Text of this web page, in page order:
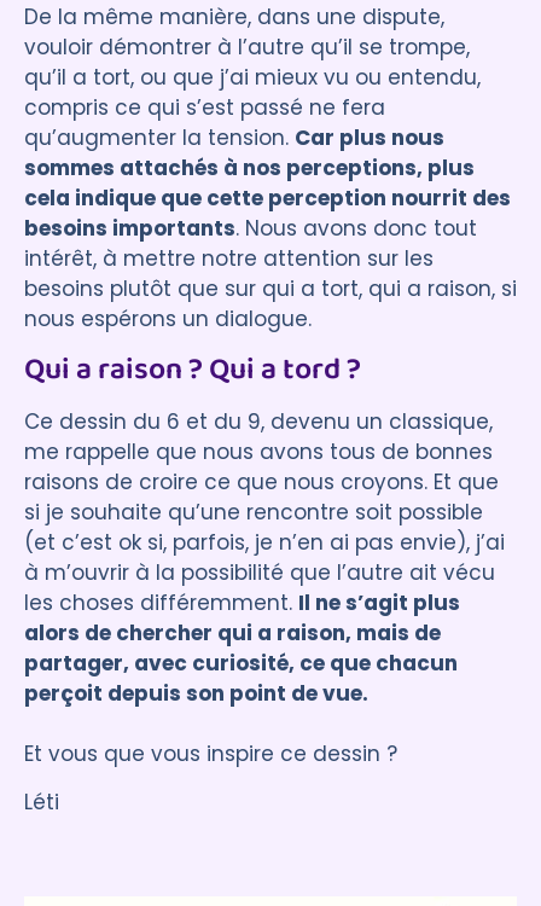
De la même manière, dans une dispute,
vouloir démontrer à l’autre qu’il se trompe,
qu’il a tort, ou que j’ai mieux vu ou entendu,
compris ce qui s’est passé ne fera
qu’augmenter la tension. Car plus nous
sommes attachés à nos perceptions, plus
cela indique que cette perception nourrit des
besoins importants. Nous avons donc tout
intérêt, à mettre notre attention sur les
besoins plutôt que sur qui a tort, qui a raison, si
nous espérons un dialogue.
Qui a raison ? Qui a tord ?
Ce dessin du 6 et du 9, devenu un classique,
me rappelle que nous avons tous de bonnes
raisons de croire ce que nous croyons. Et que
si je souhaite qu’une rencontre soit possible
(et c’est ok si, parfois, je n’en ai pas envie), j’ai
à m’ouvrir à la possibilité que l’autre ait vécu
les choses différemment. Il ne s’agit plus
alors de chercher qui a raison, mais de
partager, avec curiosité, ce que chacun
perçoit depuis son point de vue.
Et vous que vous inspire ce dessin ?
Léti